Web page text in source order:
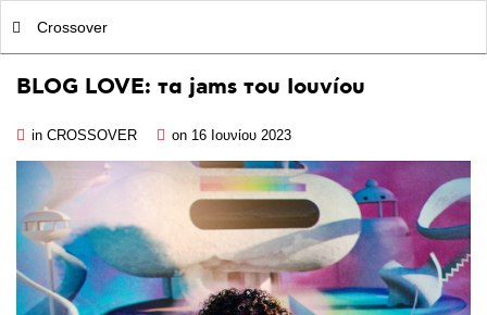
Crossover
BLOG LOVE: τα jams του Ιουνίου
in CROSSOVER on 16 Ιουνίου 2023